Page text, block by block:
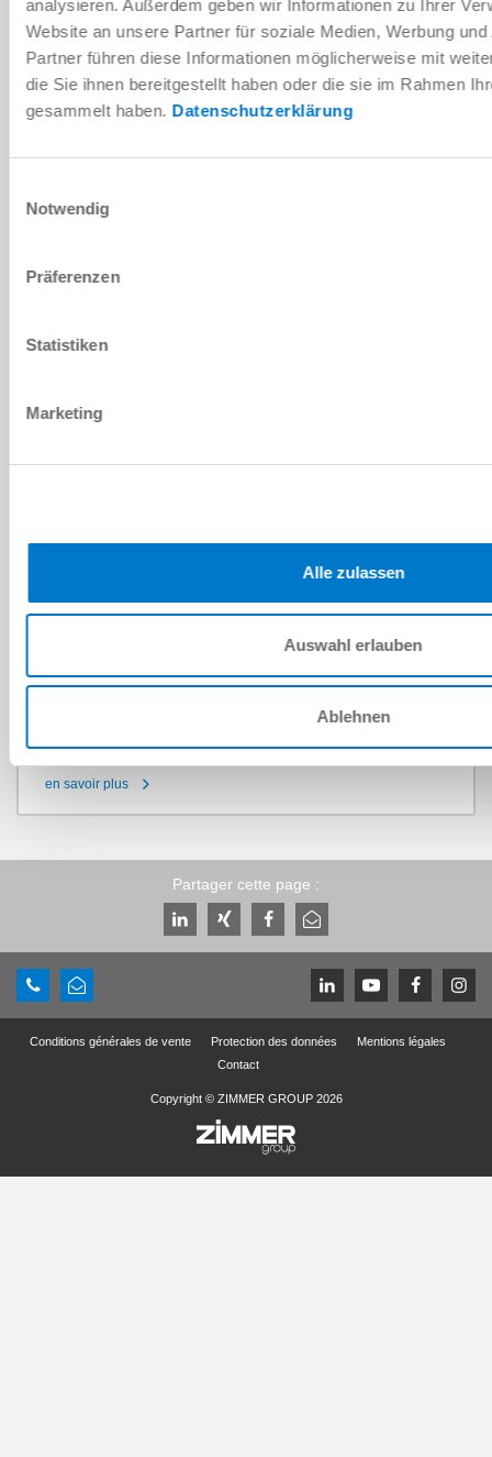
analysieren. Außerdem geben wir Informationen zu Ihrer
Website an unsere Partner für soziale Medien, Werbung
Partner führen diese Informationen möglicherweise mit
die Sie ihnen bereitgestellt haben oder die sie im Rahmen
gesammelt haben. Datenschutzerklärung
Notwendig
Präferenzen
Statistiken
Marketing
Alle zulassen
Auswahl erlauben
Ablehnen
Modules de configuration
Accessoires
en savoir plus
Partager cette page :
Conditions générales de vente Protection des données
Mentions légales
Contact
Copyright © ZIMMER GROUP 2026